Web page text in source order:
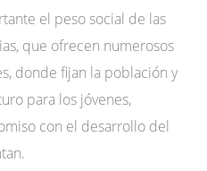
el peso social de las
que ofrecen numerosos
donde fijan la población y
para los jóvenes,
con el desarrollo del